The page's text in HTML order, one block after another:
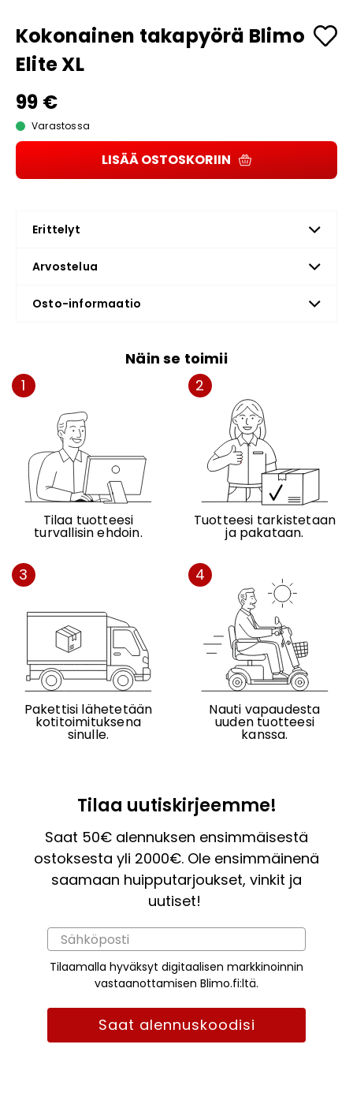
Kokonainen takapyörä Blimo
Elite XL
99 €
Varastossa
LISÄÄ OSTOSKORIIN
Erittelyt
Arvostelua
Osto-informaatio
Näin se toimii
1
Tilaa tuotteesi
turvallisin ehdoin.
2
Tuotteesi tarkistetaan
ja pakataan.
3
Pakettisi lähetetään
kotitoimituksena
sinulle.
4
Nauti vapaudesta
uuden tuotteesi
kanssa.
Tilaa uutiskirjeemme!
Saat 50€ alennuksen ensimmäisestä
ostoksesta yli 2000€. Ole ensimmäinenä
saamaan huipputarjoukset, vinkit ja
uutiset!
Tilaamalla hyväksyt digitaalisen markkinoinnin
vastaanottamisen Blimo.fi:ltä.
Saat alennuskoodisi